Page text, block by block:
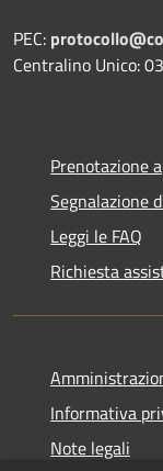
PEC:
Centralino Unico:
Prenotazione
Segnalazione
Leggi le FAQ
Richiesta
Informativa
Note legali